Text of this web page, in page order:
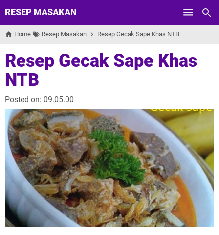
Skip to main content
RESEP MASAKAN
Home Resep Masakan Resep Gecak Sape Khas NTB
Resep Gecak Sape Khas
NTB
Posted on: 09.05.00